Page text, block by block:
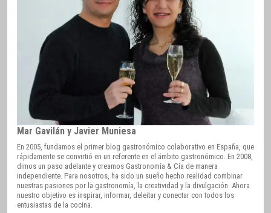
Mar Gavilán y Javier Muniesa
En 2005, fundamos el primer blog gastronómico colaborativo en España, que
rápidamente se convirtió en un referente en el ámbito gastronómico. En 2008,
dimos un paso adelante y creamos Gastronomía & Cía de manera
independiente. Para nosotros, ha sido un sueño hecho realidad combinar
nuestras pasiones por la gastronomía, la creatividad y la divulgación. Ahora
nuestro objetivo es inspirar, informar, deleitar y conectar con todos los
entusiastas de la cocina.